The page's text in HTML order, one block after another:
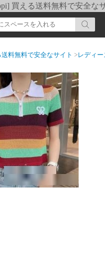
買える送料無料で安全な
料無料で安全なサイト >レディ